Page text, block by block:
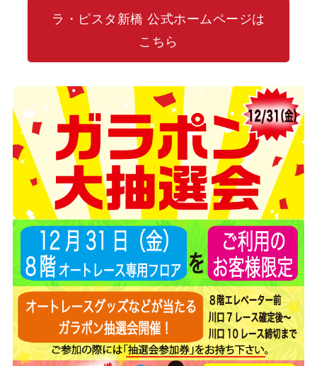
ラ・ピスタ新橋 公式ホームページは
こちら